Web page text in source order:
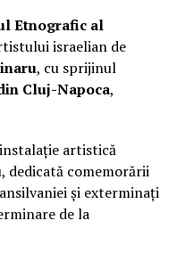
Etnografic al
israelian de
, cu sprijinul
Cluj-Napoca,
artistică
dedicată comemorării
și exterminați
de la